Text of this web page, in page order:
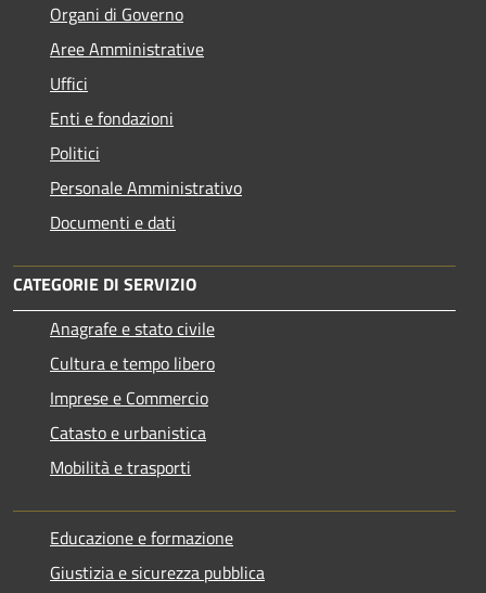
Organi di Governo
Aree Amministrative
Uffici
Enti e fondazioni
Politici
Personale Amministrativo
Documenti e dati
CATEGORIE DI SERVIZIO
Anagrafe e stato civile
Cultura e tempo libero
Imprese e Commercio
Catasto e urbanistica
Mobilità e trasporti
Educazione e formazione
Giustizia e sicurezza pubblica